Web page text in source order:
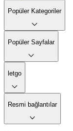
Popüler Kategoriler
Popüler Sayfalar
letgo
Resmi bağlantılar